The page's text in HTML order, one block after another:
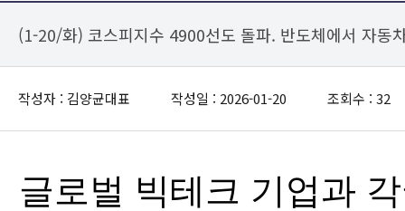
이용후기 이용후기
(1-20/화) 코스피지수 4900선도 돌파. 반도체에서 자동
작성자 : 김양균대표 작성일 : 2026-01-20 조회수 : 32
글로벌 빅테크 기업과